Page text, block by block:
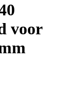
voor